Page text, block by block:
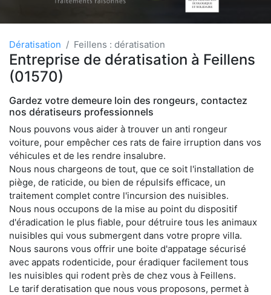
Dératisation Feillens : dératisation
Entreprise de dératisation à Feillens
(01570)
Gardez votre demeure loin des rongeurs, contactez
nos dératiseurs professionnels
Nous pouvons vous aider à trouver un anti rongeur
voiture, pour empêcher ces rats de faire irruption dans vos
véhicules et de les rendre insalubre.
Nous nous chargeons de tout, que ce soit l'installation de
piège, de raticide, ou bien de répulsifs efficace, un
traitement complet contre l'incursion des nuisibles.
Nous nous occupons de la mise au point du dispositif
d'éradication le plus fiable, pour détruire tous les animaux
nuisibles qui vous submergent dans votre propre villa.
Nous saurons vous offrir une boite d'appatage sécurisé
avec appats rodenticide, pour éradiquer facilement tous
les nuisibles qui rodent près de chez vous à Feillens.
Le tarif deratisation que nous vous proposons, permet à